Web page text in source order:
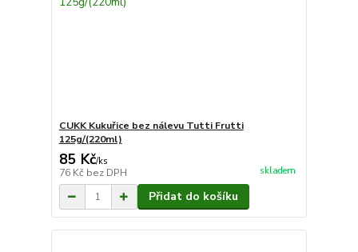
CUKK Kukuřice bez nálevu Tutti Frutti
125g/(220ml)
85 Kč/ks
76 Kč bez DPH skladem
Přidat do košíku